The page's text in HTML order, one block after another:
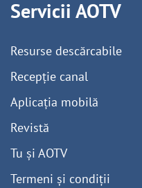
Servicii AOTV
Resurse descărcabile
Recepție canal
Aplicația mobilă
Revistă
Tu și AOTV
Termeni și condiții